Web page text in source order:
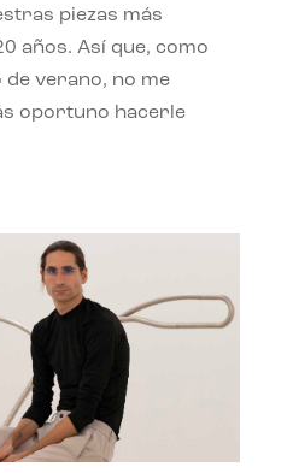
piezas más
años. Así que, como
de verano, no me
oportuno hacerle